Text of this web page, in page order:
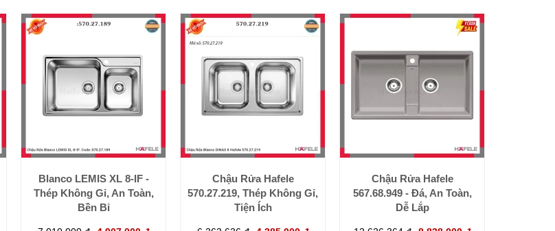
Blanco LEMIS XL 8-IF -
Thép Không Gỉ, An Toàn,
Bền Bỉ
Chậu Rửa Hafele
570.27.219, Thép Không Gỉ,
Tiện Ích
Chậu Rửa Hafele
567.68.949 - Đá, An Toàn,
Dễ Lắp